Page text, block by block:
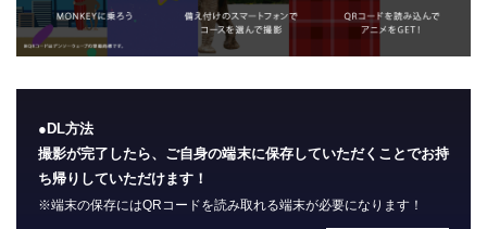
●DL方法
撮影が完了したら、ご自身の端末に保存していただくことでお持
ち帰りしていただけます！
※端末の保存にはQRコードを読み取れる端末が必要になります！